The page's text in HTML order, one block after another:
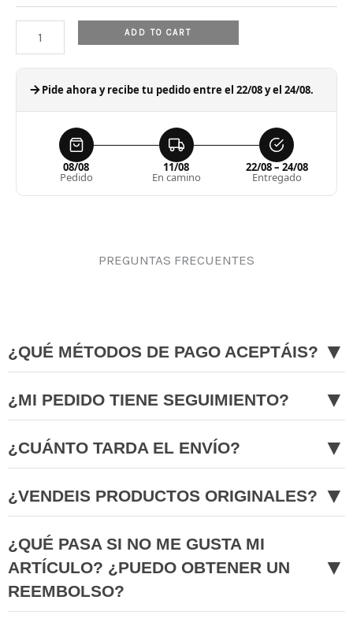
ADD TO CART
Pide ahora y recibe tu pedido entre el 22/08 y el 24/08.
08/08
Pedido
11/08
En camino
22/08 – 24/08
Entregado
PREGUNTAS FRECUENTES
¿QUÉ MÉTODOS DE PAGO ACEPTÁIS? ▼
¿MI PEDIDO TIENE SEGUIMIENTO? ▼
¿CUÁNTO TARDA EL ENVÍO? ▼
¿VENDEIS PRODUCTOS ORIGINALES? ▼
¿QUÉ PASA SI NO ME GUSTA MI
ARTÍCULO? ¿PUEDO OBTENER UN
REEMBOLSO?
▼